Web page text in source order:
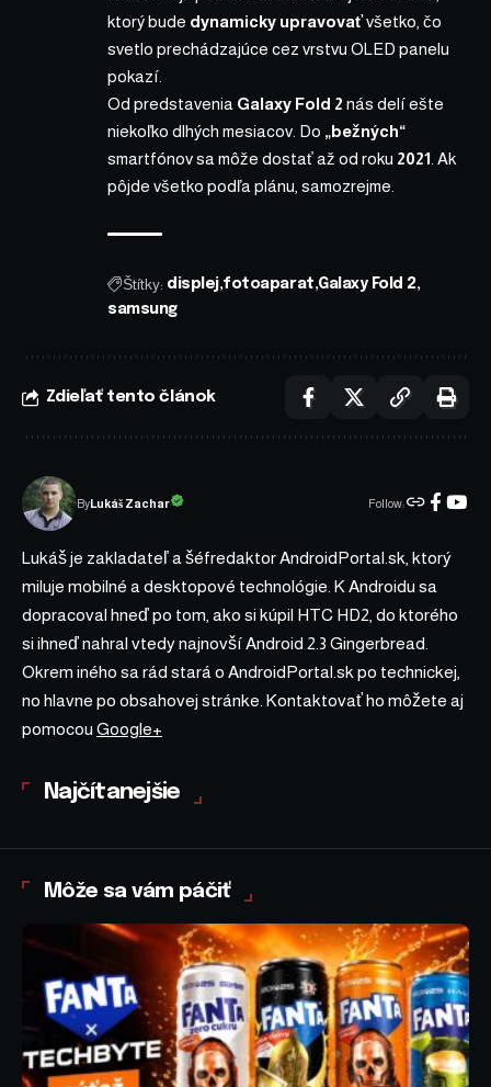
ktorý bude dynamicky upravovaťvšetko, čo
svetlo prechádzajúce cez vrstvu OLED panelu
pokazí.
Od predstavenia Galaxy Fold 2 nás delí ešte
niekoľko dlhých mesiacov. Do „bežných“
smartfónov sa môže dostať až od roku 2021 . Ak
pôjde všetko podľa plánu, samozrejme.
Štítky: displej fotoaparat Galaxy Fold 2
samsung
Zdieľať tento článok
ByLukáš Zachar Follow:
Lukáš je zakladateľ a šéfredaktor AndroidPortal.sk, ktorý
miluje mobilné a desktopové technológie. K Androidu sa
dopracoval hneď po tom, ako si kúpil HTC HD2, do ktorého
si ihneď nahral vtedy najnovší Android 2.3 Gingerbread.
Okrem iného sa rád stará o AndroidPortal.sk po technickej,
no hlavne po obsahovej stránke. Kontaktovať ho môžete aj
pomocou Google+
Najčítanejšie
Môže sa vám páčiť